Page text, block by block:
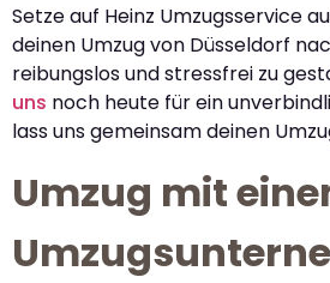
Setze auf Heinz Umzugsservice
deinen Umzug von Düsseldorf
reibungslos und stressfrei zu
uns noch heute für ein
lass uns gemeinsam deinen
Umzug mit